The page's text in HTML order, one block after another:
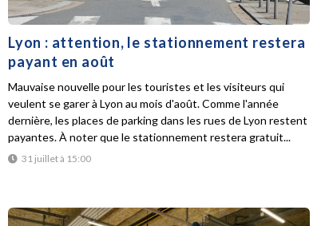
Lyon : attention, le stationnement restera
payant en août
31 juillet à 15:00
Mauvaise nouvelle pour les touristes et les visiteurs qui
veulent se garer à Lyon au mois d'août. Comme l'année
dernière, les places de parking dans les rues de Lyon restent
payantes. À noter que le stationnement restera gratuit...